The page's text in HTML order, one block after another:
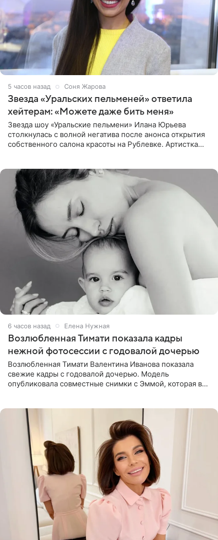
5 часов назад Соня Жарова
Звезда «Уральских пельменей» ответила
хейтерам: «Можете даже бить меня»
Звезда шоу «Уральские пельмени» Илана Юрьева
столкнулась с волной негатива после анонса открытия
собственного салона красоты на Рублевке. Артистка
6 часов назад Елена Нужная
Возлюбленная Тимати показала кадры
нежной фотосессии с годовалой дочерью
Возлюбленная Тимати Валентина Иванова показала
свежие кадры с годовалой дочерью. Модель
опубликовала совместные снимки с Эммой, которая в